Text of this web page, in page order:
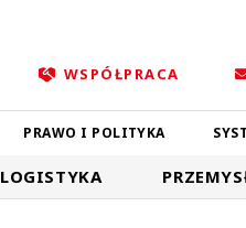
WSPÓŁPRACA
PRAWO I POLITYKA
LOGISTYKA